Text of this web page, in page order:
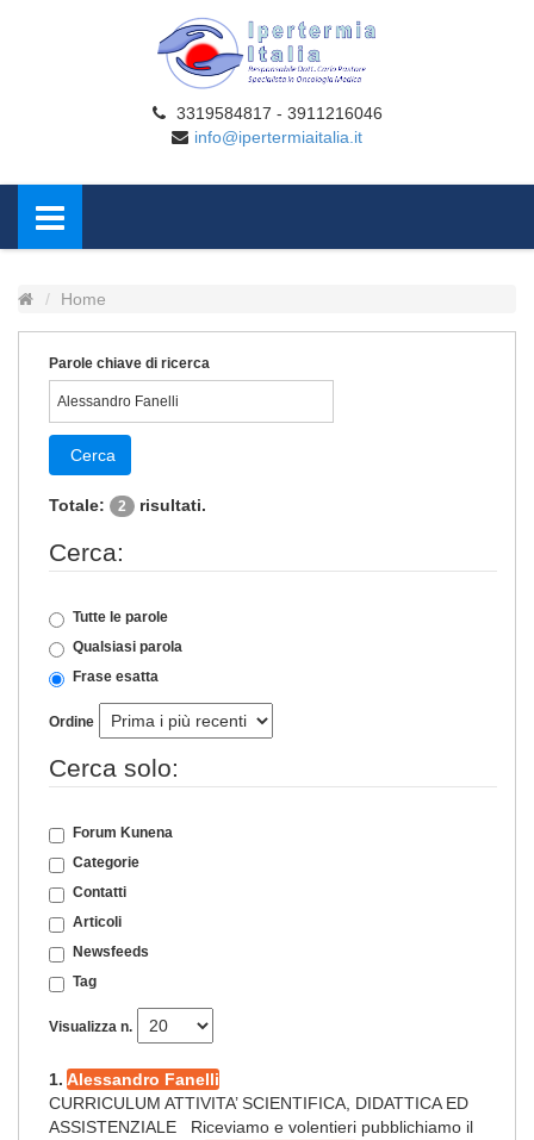
3319584817 - 3911216046
info@ipertermiaitalia.it
Home
Parole chiave di ricerca
Cerca
Totale: 2 risultati.
Cerca:
Tutte le parole
Qualsiasi parola
Frase esatta
Ordine
Cerca solo:
Forum Kunena
Categorie
Contatti
Articoli
Newsfeeds
Tag
Visualizza n.
1. Alessandro Fanelli
CURRICULUM ATTIVITA’ SCIENTIFICA, DIDATTICA ED
ASSISTENZIALE Riceviamo e volentieri pubblichiamo il